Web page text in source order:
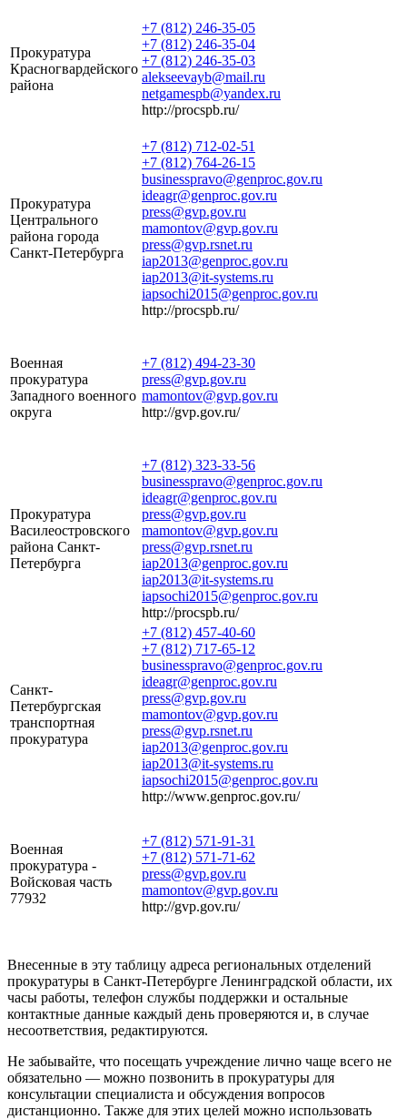
Прокуратура
Красногвардейского
района
+7 (812) 246-35-05
+7 (812) 246-35-04
+7 (812) 246-35-03
alekseevayb@mail.ru
netgamespb@yandex.ru
http://procspb.ru/
Прокуратура
Центрального
района города
Санкт-Петербурга
+7 (812) 712-02-51
+7 (812) 764-26-15
businesspravo@genproc.gov.ru
ideagr@genproc.gov.ru
press@gvp.gov.ru
mamontov@gvp.gov.ru
press@gvp.rsnet.ru
iap2013@genproc.gov.ru
iap2013@it-systems.ru
iapsochi2015@genproc.gov.ru
http://procspb.ru/
Военная
прокуратура
Западного военного
округа
+7 (812) 494-23-30
press@gvp.gov.ru
mamontov@gvp.gov.ru
http://gvp.gov.ru/
Прокуратура
Василеостровского
района Санкт-
Петербурга
+7 (812) 323-33-56
businesspravo@genproc.gov.ru
ideagr@genproc.gov.ru
press@gvp.gov.ru
mamontov@gvp.gov.ru
press@gvp.rsnet.ru
iap2013@genproc.gov.ru
iap2013@it-systems.ru
iapsochi2015@genproc.gov.ru
http://procspb.ru/
Санкт-
Петербургская
транспортная
прокуратура
+7 (812) 457-40-60
+7 (812) 717-65-12
businesspravo@genproc.gov.ru
ideagr@genproc.gov.ru
press@gvp.gov.ru
mamontov@gvp.gov.ru
press@gvp.rsnet.ru
iap2013@genproc.gov.ru
iap2013@it-systems.ru
iapsochi2015@genproc.gov.ru
http://www.genproc.gov.ru/
Военная
прокуратура -
Войсковая часть
77932
+7 (812) 571-91-31
+7 (812) 571-71-62
press@gvp.gov.ru
mamontov@gvp.gov.ru
http://gvp.gov.ru/
Внесенные в эту таблицу адреса региональных отделений
прокуратуры в Санкт-Петербурге Ленинградской области, их
часы работы, телефон службы поддержки и остальные
контактные данные каждый день проверяются и, в случае
несоответствия, редактируются.
Не забывайте, что посещать учреждение лично чаще всего не
обязательно — можно позвонить в прокуратуры для
консультации специалиста и обсуждения вопросов
дистанционно. Также для этих целей можно использовать